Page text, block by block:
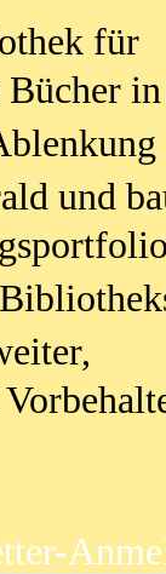
für
Bücher
und